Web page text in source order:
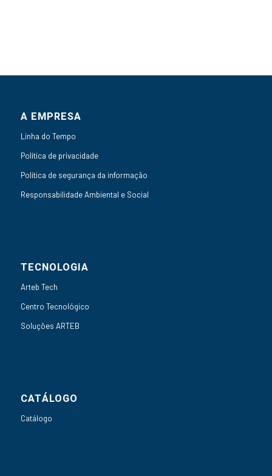
A EMPRESA
Linha do Tempo
Política de privacidade
Política de segurança da informação
Responsabilidade Ambiental e Social
TECNOLOGIA
Arteb Tech
Centro Tecnológico
Soluções ARTEB
CATÁLOGO
Catálogo